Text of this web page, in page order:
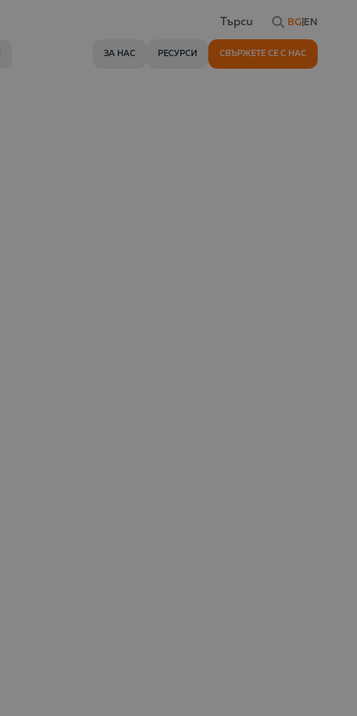
BG EN
ЗА НАС РЕСУРСИ СВЪРЖЕТЕ СЕ С НАС